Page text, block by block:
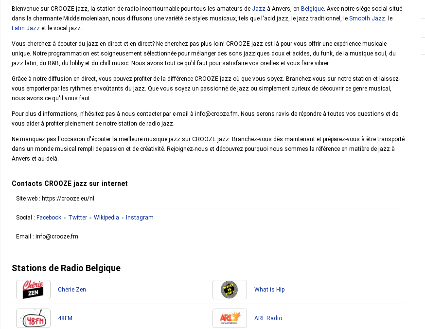
Bienvenue sur CROOZE jazz, la station de radio incontournable pour tous les amateurs de Jazz à Anvers, en Belgique. Avec notre siège social situé
dans la charmante Middelmolenlaan, nous diffusons une variété de styles musicaux, tels que l'acid jazz, le jazz traditionnel, le Smooth Jazz. le
Latin Jazz et le vocal jazz.
Vous cherchez à écouter du jazz en direct et en direct? Ne cherchez pas plus loin! CROOZE jazz est là pour vous offrir une expérience musicale
unique. Notre programmation est soigneusement sélectionnée pour mélanger des sons jazziques doux et acides, du funk, de la musique soul, du
jazz latin, du R&B, du lobby et du chill music. Nous avons tout ce qu'il faut pour satisfaire vos oreilles et vous faire vibrer.
Grâce à notre diffusion en direct, vous pouvez profiter de la différence CROOZE jazz où que vous soyez. Branchez-vous sur notre station et laissez-
vous emporter par les rythmes envoûtants du jazz. Que vous soyez un passionné de jazz ou simplement curieux de découvrir ce genre musical,
nous avons ce qu'il vous faut.
Pour plus d'informations, n'hésitez pas à nous contacter par e-mail à info@crooze.fm. Nous serons ravis de répondre à toutes vos questions et de
vous aider à profiter pleinement de notre station de radio jazz.
Ne manquez pas l'occasion d'écouter la meilleure musique jazz sur CROOZE jazz. Branchez-vous dès maintenant et préparez-vous à être transporté
dans un monde musical rempli de passion et de créativité. Rejoignez-nous et découvrez pourquoi nous sommes la référence en matière de jazz à
Anvers et au-delà.
Contacts CROOZE jazz sur internet
Site web : https://crooze.eu/nl
Social : Facebook Twitter Wikipedia Instagram
Email : info@crooze.fm
Stations de Radio Belgique
Chérie Zen What is Hip
48FM ARL Radio